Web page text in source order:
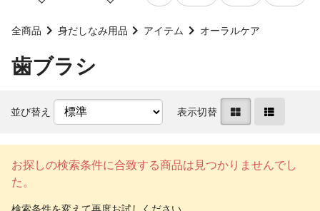
キッチン用品
ビューティーケア用品
メンズケア用品
身だしなみ用品
キッチン用品
ビューティーケア用品
メンズケア用品
身だしなみ用品
全商品 身だしなみ用品 アイテム オーラルケア
歯ブラシ
並び替え 表示切替
お探しの検索条件に合致する商品は見つかりませんでし
た。